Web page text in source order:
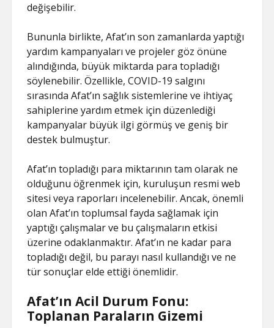
değişebilir.
Bununla birlikte, Afat’ın son zamanlarda yaptığı
yardım kampanyaları ve projeler göz önüne
alındığında, büyük miktarda para topladığı
söylenebilir. Özellikle, COVID-19 salgını
sırasında Afat’ın sağlık sistemlerine ve ihtiyaç
sahiplerine yardım etmek için düzenlediği
kampanyalar büyük ilgi görmüş ve geniş bir
destek bulmuştur.
Afat’ın topladığı para miktarının tam olarak ne
olduğunu öğrenmek için, kuruluşun resmi web
sitesi veya raporları incelenebilir. Ancak, önemli
olan Afat’ın toplumsal fayda sağlamak için
yaptığı çalışmalar ve bu çalışmaların etkisi
üzerine odaklanmaktır. Afat’ın ne kadar para
topladığı değil, bu parayı nasıl kullandığı ve ne
tür sonuçlar elde ettiği önemlidir.
Afat’ın Acil Durum Fonu:
Toplanan Paraların Gizemi